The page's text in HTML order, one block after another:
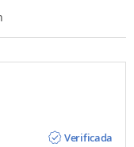
Verificada